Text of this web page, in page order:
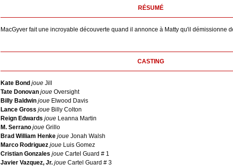
RÉSUMÉ
MacGyver fait une incroyable découverte quand il annonce à Matty qu'il démissionne
CASTING
Kate Bond joue Jill
Tate Donovan joue Oversight
Billy Baldwin joue Elwood Davis
Lance Gross joue Billy Colton
Reign Edwards joue Leanna Martin
M. Serrano joue Grillo
Brad William Henke joue Jonah Walsh
Marco Rodriguez joue Luis Gomez
Cristian Gonzales joue Cartel Guard # 1
Javier Vazquez, Jr. joue Cartel Guard # 3